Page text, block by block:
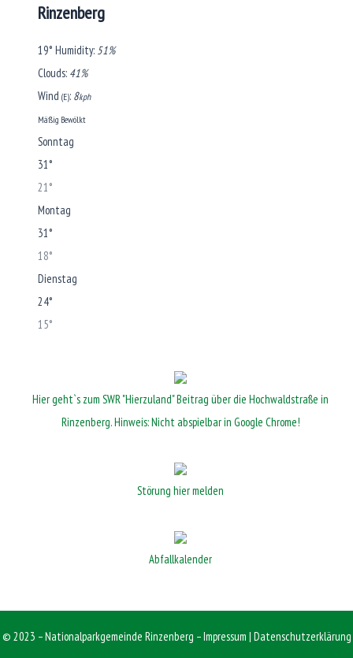
Rinzenberg
19° Humidity: 51%
Clouds: 41%
Wind(E): 8kph
Mäßig Bewölkt
Sonntag
31°
21°
Montag
31°
18°
Dienstag
24°
15°
Hier geht`s zum SWR "Hierzuland" Beitrag über die Hochwaldstraße in
Rinzenberg. Hinweis: Nicht abspielbar in Google Chrome!
Störung hier melden
Abfallkalender
© 2023 – Nationalparkgemeinde Rinzenberg –Impressum | Datenschutzerklärung